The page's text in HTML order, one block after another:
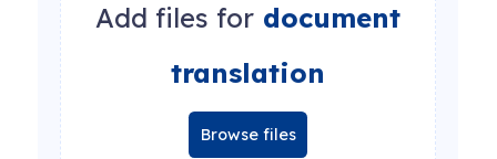
Add files for document
translation
Browse files